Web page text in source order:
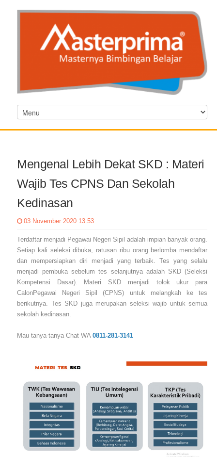
Mengenal Lebih Dekat SKD : Materi
Wajib Tes CPNS Dan Sekolah
Kedinasan
03 November 2020 13:53
Terdaftar menjadi Pegawai Negeri Sipil adalah impian banyak orang.
Setiap kali seleksi dibuka, ratusan ribu orang berlomba mendaftar
dan mempersiapkan diri menjadi yang terbaik. Tes yang selalu
menjadi pembuka sebelum tes selanjutnya adalah SKD (Seleksi
Kompetensi Dasar). Materi SKD menjadi tolok ukur para
CalonPegawai Negeri Sipil (CPNS) untuk melangkah ke tes
berikutnya. Tes SKD juga merupakan seleksi wajib untuk semua
sekolah kedinasan.
Mau tanya-tanya Chat WA 0811-281-3141